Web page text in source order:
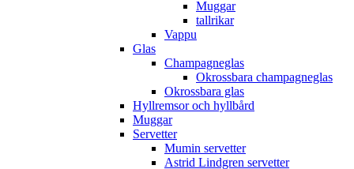
Muggar
tallrikar
Vappu
Glas
Champagneglas
Okrossbara champagneglas
Okrossbara glas
Hyllremsor och hyllbård
Muggar
Servetter
Mumin servetter
Astrid Lindgren servetter